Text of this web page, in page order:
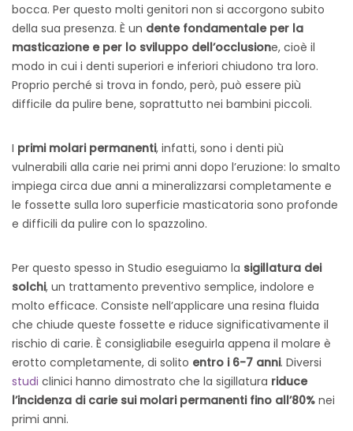
bocca. Per questo molti genitori non si accorgono subito
della sua presenza. È un dente fondamentale per la
masticazione e per lo sviluppo dell’occlusione, cioè il
modo in cui i denti superiori e inferiori chiudono tra loro.
Proprio perché si trova in fondo, però, può essere più
difficile da pulire bene, soprattutto nei bambini piccoli.
I primi molari permanenti, infatti, sono i denti più
vulnerabili alla carie nei primi anni dopo l’eruzione: lo smalto
impiega circa due anni a mineralizzarsi completamente e
le fossette sulla loro superficie masticatoria sono profonde
e difficili da pulire con lo spazzolino.
Per questo spesso in Studio eseguiamo la sigillatura dei
solchi, un trattamento preventivo semplice, indolore e
molto efficace. Consiste nell’applicare una resina fluida
che chiude queste fossette e riduce significativamente il
rischio di carie. È consigliabile eseguirla appena il molare è
erotto completamente, di solito entro i 6-7 anni. Diversi
studi clinici hanno dimostrato che la sigillatura riduce
l’incidenza di carie sui molari permanenti fino all’80% nei
primi anni.